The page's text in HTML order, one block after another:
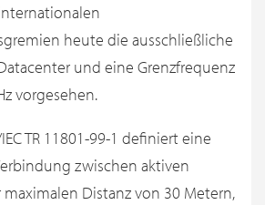
heute die ausschließliche
und eine Grenzfrequenz
vorgesehen.
TR 11801-99-1 definiert eine
zwischen aktiven
Distanz von 30 Metern,